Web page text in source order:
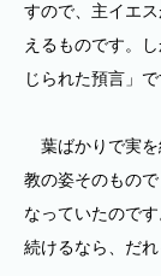
すので、主イエ
えるものです。
じられた預言」で
葉ばかりで実を
教の姿そのもの
なっていたので
続けるなら、だ